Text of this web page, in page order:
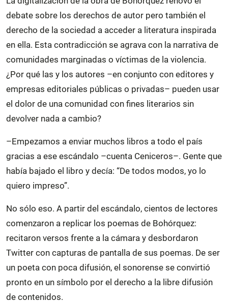
debate sobre los derechos de autor pero también el
derecho de la sociedad a acceder a literatura inspirada
en ella. Esta contradicción se agrava con la narrativa de
comunidades marginadas o víctimas de la violencia.
¿Por qué las y los autores –en conjunto con editores y
empresas editoriales públicas o privadas– pueden usar
el dolor de una comunidad con fines literarios sin
devolver nada a cambio?
–Empezamos a enviar muchos libros a todo el país
gracias a ese escándalo –cuenta Ceniceros–. Gente que
había bajado el libro y decía: “De todos modos, yo lo
quiero impreso”.
No sólo eso. A partir del escándalo, cientos de lectores
comenzaron a replicar los poemas de Bohórquez:
recitaron versos frente a la cámara y desbordaron
Twitter con capturas de pantalla de sus poemas. De ser
un poeta con poca difusión, el sonorense se convirtió
pronto en un símbolo por el derecho a la libre difusión
de contenidos.